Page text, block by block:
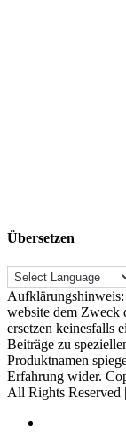
Übersetzen
Aufklärungshinweis:
website dem Zweck
ersetzen keinesfalls
Beiträge zu
Produktnamen
Erfahrung wider.
All Rights Reserved